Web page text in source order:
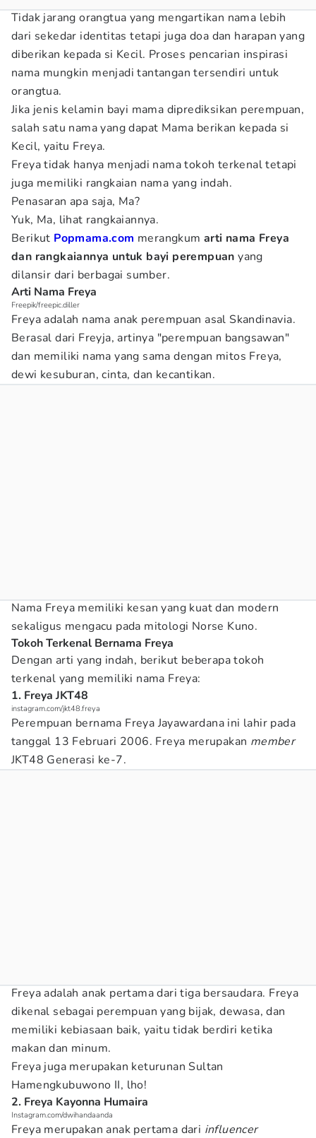
Tidak jarang orangtua yang mengartikan nama lebih
dari sekedar identitas tetapi juga doa dan harapan yang
diberikan kepada si Kecil. Proses pencarian inspirasi
nama mungkin menjadi tantangan tersendiri untuk
orangtua.
Jika jenis kelamin bayi mama diprediksikan perempuan,
salah satu nama yang dapat Mama berikan kepada si
Kecil, yaitu Freya.
Freya tidak hanya menjadi nama tokoh terkenal tetapi
juga memiliki rangkaian nama yang indah.
Penasaran apa saja, Ma?
Yuk, Ma, lihat rangkaiannya.
Berikut Popmama.com merangkumarti nama Freya
dan rangkaiannya untuk bayi perempuan yang
dilansir dari berbagai sumber.
Arti Nama Freya
Freepik/freepic.diller
Freya adalah nama anak perempuan asal Skandinavia.
Berasal dari Freyja, artinya "perempuan bangsawan"
dan memiliki nama yang sama dengan mitos Freya,
dewi kesuburan, cinta, dan kecantikan.
Nama Freya memiliki kesan yang kuat dan modern
sekaligus mengacu pada mitologi Norse Kuno.
Tokoh Terkenal Bernama Freya
Dengan arti yang indah, berikut beberapa tokoh
terkenal yang memiliki nama Freya:
1. Freya JKT48
instagram.com/jkt48.freya
Perempuan bernama Freya Jayawardana ini lahir pada
tanggal 13 Februari 2006. Freya merupakan member
JKT48 Generasi ke-7.
Freya adalah anak pertama dari tiga bersaudara. Freya
dikenal sebagai perempuan yang bijak, dewasa, dan
memiliki kebiasaan baik, yaitu tidak berdiri ketika
makan dan minum.
Freya juga merupakan keturunan Sultan
Hamengkubuwono II, lho!
2. Freya Kayonna Humaira
Instagram.com/dwihandaanda
Freya merupakan anak pertama dari influencer